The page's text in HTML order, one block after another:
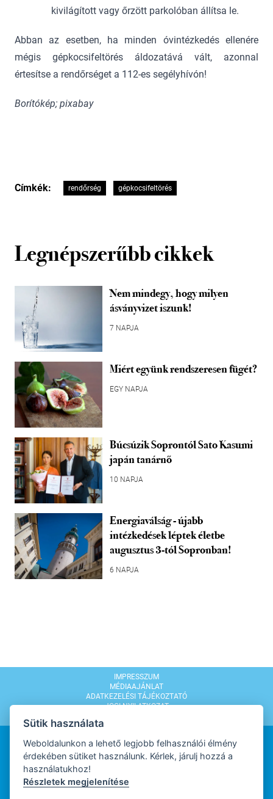
kivilágított vagy őrzött parkolóban állítsa le.
Abban az esetben, ha minden óvintézkedés ellenére
mégis gépkocsifeltörés áldozatává vált, azonnal
értesítse a rendőrséget a 112-es segélyhívón!
Borítókép; pixabay
Címkék: rendőrség gépkocsifeltörés
Legnépszerűbb cikkek
Nem mindegy, hogy milyen
ásványvizet iszunk!
7 NAPJA
Miért együnk rendszeresen fügét?
EGY NAPJA
Búcsúzik Soprontól Sato Kasumi
japán tanárnő
10 NAPJA
Energiaválság - újabb
intézkedések léptek életbe
augusztus 3-tól Sopronban!
6 NAPJA
IMPRESSZUM
MÉDIAAJÁNLAT
ADATKEZELÉSI TÁJÉKOZTATÓ
JOGI NYILATKOZAT
WEBDESIGN
Sütik használata
Weboldalunkon a lehető legjobb felhasználói élmény
érdekében sütiket használunk. Kérlek, járulj hozzá a
használatukhoz!
Részletek megjelenítése